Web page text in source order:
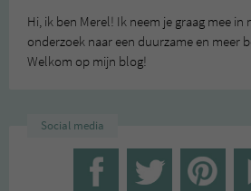
Hi, ik ben Merel! Ik neem je graag mee
onderzoek naar een duurzame en meer
Welkom op mijn blog!
Social media